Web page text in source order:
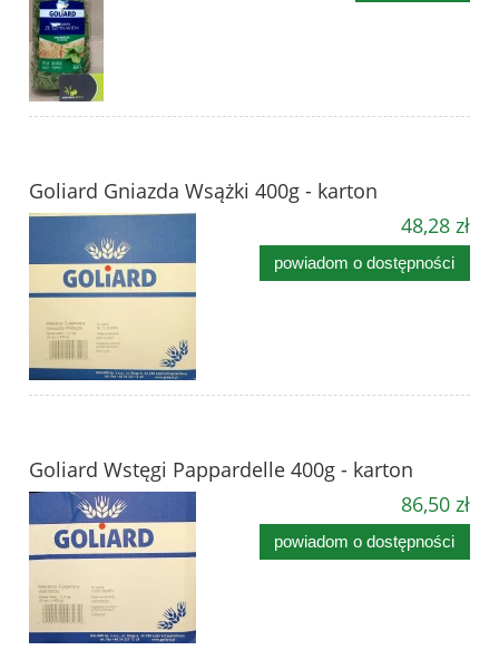
Goliard Gniazda Wsążki 400g - karton
48,28 zł
powiadom o dostępności
Goliard Wstęgi Pappardelle 400g - karton
86,50 zł
powiadom o dostępności